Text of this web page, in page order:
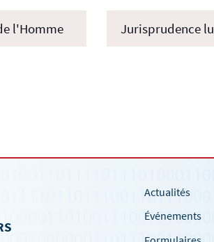
l'Homme Jurisprudence
Actualités
Événements